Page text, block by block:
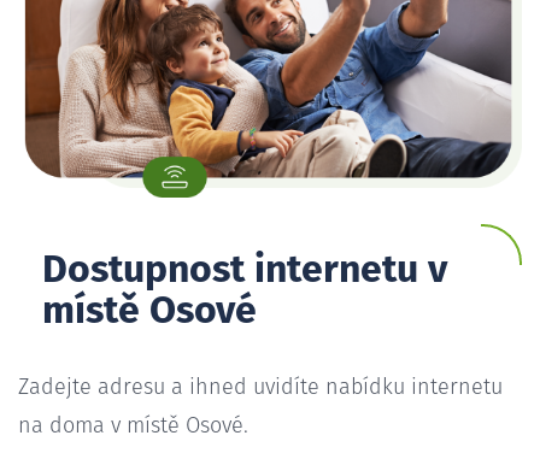
Dostupnost internetu v
místě Osové
Zadejte adresu a ihned uvidíte nabídku internetu
na doma v místě Osové.